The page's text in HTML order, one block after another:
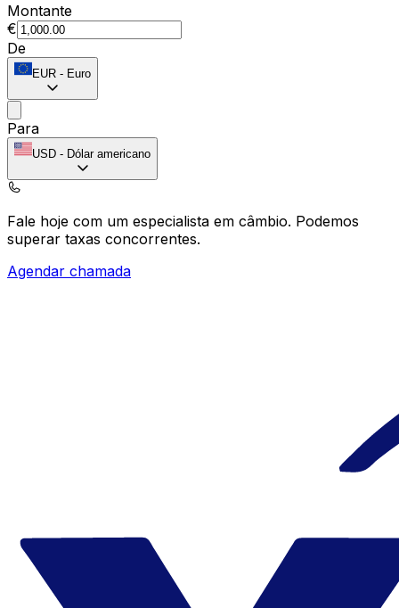
Montante
€
De
EUR - Euro
Para
USD - Dólar americano
Fale hoje com um especialista em câmbio. Podemos
superar taxas concorrentes.
Agendar chamada